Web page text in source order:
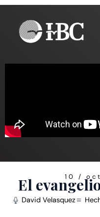
Ir
contenido
10 /
El
David Velasquez